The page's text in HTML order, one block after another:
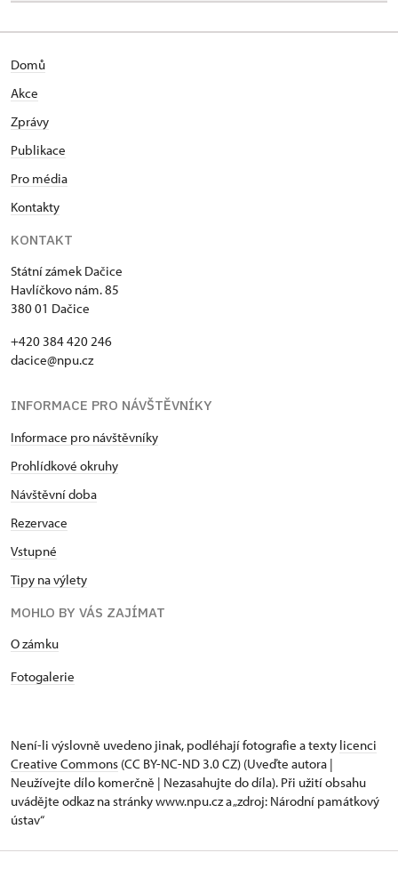
Domů
Akce
Zprávy
Publikace
Pro média
Kontakty
KONTAKT
Státní zámek Dačice
Havlíčkovo nám. 85
380 01 Dačice
+420 384 420 246
dacice@npu.cz
INFORMACE PRO NÁVŠTĚVNÍKY
Informace pro návštěvníky
Prohlídkové okruhy
Návštěvní doba
Rezervace
Vstupné
Tipy na výlety
MOHLO BY VÁS ZAJÍMAT
O zámku
Fotogalerie
Není-li výslovně uvedeno jinak, podléhají fotografie a texty licenci
Creative Commons (CC BY-NC-ND 3.0 CZ) (Uveďte autora |
Neužívejte dílo komerčně | Nezasahujte do díla). Při užití obsahu
uvádějte odkaz na stránky www.npu.cz a „zdroj: Národní památkový
ústav“